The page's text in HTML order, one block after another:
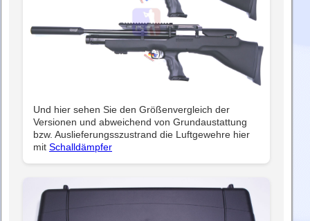
Und hier sehen Sie den Größenvergleich der
Versionen und abweichend von Grundaustattung
bzw. Auslieferungsszustrand die Luftgewehre hier
mit Schalldämpfer